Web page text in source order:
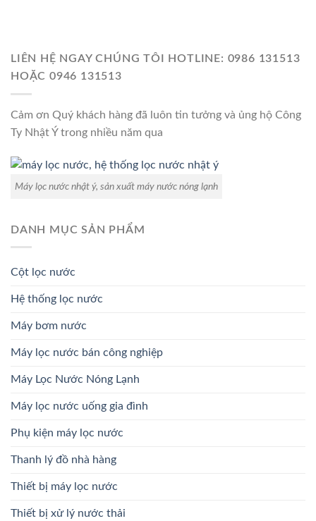
LIÊN HỆ NGAY CHÚNG TÔI HOTLINE: 0986 131513
HOẶC 0946 131513
Cảm ơn Quý khách hàng đã luôn tin tưởng và ủng hộ Công
Ty Nhật Ý trong nhiều năm qua
Máy lọc nước nhật ý, sản xuất máy nước nóng lạnh
DANH MỤC SẢN PHẨM
Cột lọc nước
Hệ thống lọc nước
Máy bơm nước
Máy lọc nước bán công nghiệp
Máy Lọc Nước Nóng Lạnh
Máy lọc nước uống gia đình
Phụ kiện máy lọc nước
Thanh lý đồ nhà hàng
Thiết bị máy lọc nước
Thiết bị xử lý nước thải